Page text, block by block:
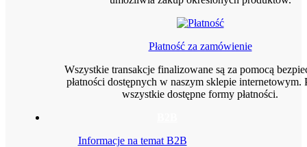
Płatność za zamówienie
Wszystkie transakcje finalizowane są za pomocą
płatności dostępnych w naszym sklepie internetowym.
wszystkie dostępne formy płatności.
Informacje na temat B2B